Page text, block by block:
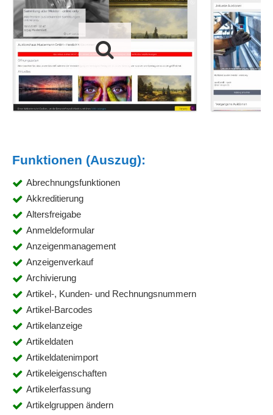
Funktionen (Auszug):
Abrechnungsfunktionen
Akkreditierung
Altersfreigabe
Anmeldeformular
Anzeigenmanagement
Anzeigenverkauf
Archivierung
Artikel-, Kunden- und Rechnungsnummern
Artikel-Barcodes
Artikelanzeige
Artikeldaten
Artikeldatenimport
Artikeleigenschaften
Artikelerfassung
Artikelgruppen ändern